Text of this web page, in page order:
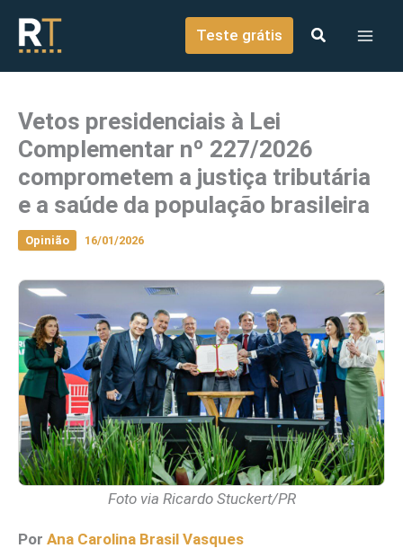
conteúdo
Teste grátis
Vetos presidenciais à Lei
Complementar nº 227/2026
comprometem a justiça tributária
e a saúde da população brasileira
Opinião 16/01/2026
Foto via Ricardo Stuckert/PR
Por Ana Carolina Brasil Vasques